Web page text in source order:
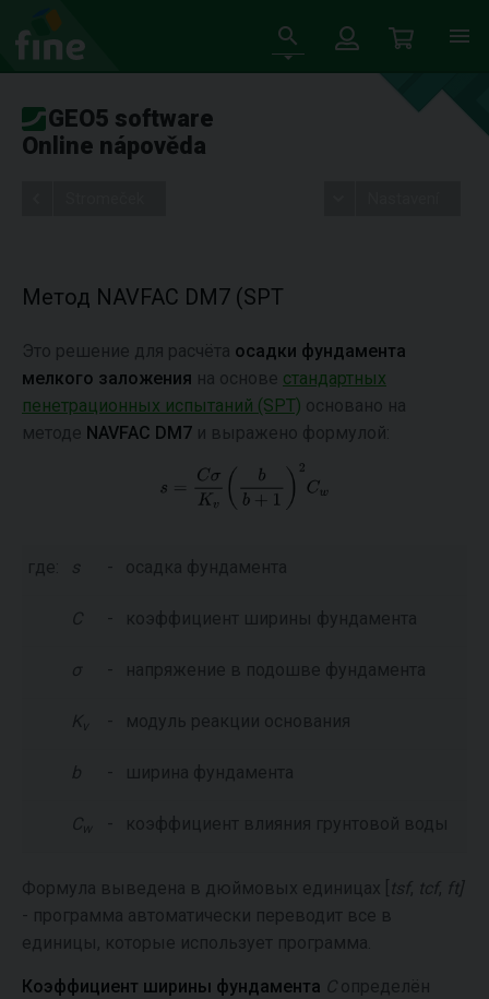
GEO5 software
Online nápověda
Метод NAVFAC DM7 (SPT
Это решение для расчёта осадки фундамента
мелкого заложения на основе стандартных
пенетрационных испытаний (SPT) основано на
методе NAVFAC DM7 и выражено формулой:
где: s - осадка фундамента
C - коэффициент ширины фундамента
σ - напряжение в подошве фундамента
Kv - модуль реакции основания
b - ширина фундамента
C w - коэффициент влияния грунтовой воды
Формула выведена в дюймовых единицах [ tsf, tcf, ft]
- программа автоматически переводит все в
единицы, которые использует программа.
Коэффициент ширины фундамента Cопределён